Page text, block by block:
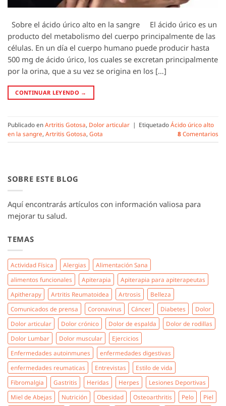
Sobre el ácido úrico alto en la sangre El ácido úrico es un
producto del metabolismo del cuerpo principalmente de las
células. En un día el cuerpo humano puede producir hasta
500 mg de ácido úrico, los cuales se excretan principalmente
por la orina, que a su vez se origina en los […]
CONTINUAR LEYENDO →
Publicado enArtritis Gotosa, Dolor articular | EtiquetadoÁcido úrico alto
en la sangre, Artritis Gotosa, Gota 8Comentarios
SOBRE ESTE BLOG
Aquí encontrarás artículos con información valiosa para
mejorar tu salud.
TEMAS
Actividad Física Alergias
Alimentación Sana
alimentos funcionales
Apiterapia
Apiterapia para apiterapeutas
Apitherapy
Artritis Reumatoidea Artrosis
Belleza
Comunicados de prensa
Coronavirus Cáncer Diabetes
Dolor
Dolor articular
Dolor crónico Dolor de espalda
Dolor de rodillas
Dolor Lumbar
Dolor muscular
Ejercicios
Enfermedades autoinmunes
enfermedades digestivas
enfermedades reumaticas
Entrevistas
Estilo de vida
Fibromalgia
Gastritis Heridas Herpes
Lesiones Deportivas
Miel de Abejas
Nutrición Obesidad Osteoarthritis Pelo Piel